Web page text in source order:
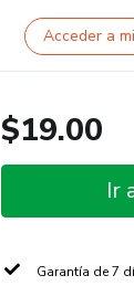
Acceder a
$19.00
Ir
Garantía de 7